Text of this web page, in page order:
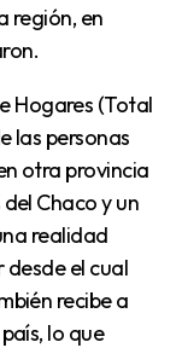
región, en
las personas
otra provincia
Chaco y un
realidad
desde el cual
recibe a
lo que